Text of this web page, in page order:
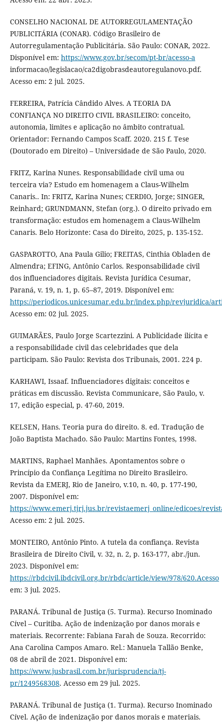
CONSELHO NACIONAL DE AUTORREGULAMENTAÇÃO
PUBLICITÁRIA (CONAR). Código Brasileiro de
Autorregulamentação Publicitária. São Paulo: CONAR, 2022.
Disponível em: https://www.gov.br/secom/pt-br/acesso-a
informacao/legislacao/ca2digobrasdeautoregulanovo.pdf.
Acesso em: 2 jul. 2025.
FERREIRA, Patrícia Cândido Alves. A TEORIA DA
CONFIANÇA NO DIREITO CIVIL BRASILEIRO: conceito,
autonomia, limites e aplicação no âmbito contratual.
Orientador: Fernando Campos Scaff. 2020. 215 f. Tese
(Doutorado em Direito) – Universidade de São Paulo, 2020.
FRITZ, Karina Nunes. Responsabilidade civil uma ou
terceira via? Estudo em homenagem a Claus-Wilhelm
Canaris.. In: FRITZ, Karina Nunes; CERDIO, Jorge; SINGER,
Reinhard; GRUNDMANN, Stefan (org.). O direito privado em
transformação: estudos em homenagem a Claus-Wilhelm
Canaris. Belo Horizonte: Casa do Direito, 2025, p. 135-152.
GASPAROTTO, Ana Paula Gilio; FREITAS, Cinthia Obladen de
Almendra; EFING, Antônio Carlos. Responsabilidade civil
dos influenciadores digitais. Revista Jurídica Cesumar,
Paraná, v. 19, n. 1, p. 65–87, 2019. Disponível em:
https://periodicos.unicesumar.edu.br/index.php/revjuridica/
Acesso em: 02 jul. 2025.
GUIMARÃES, Paulo Jorge Scartezzini. A Publicidade ilícita e
a responsabilidade civil das celebridades que dela
participam. São Paulo: Revista dos Tribunais, 2001. 224 p.
KARHAWI, Issaaf. Influenciadores digitais: conceitos e
práticas em discussão. Revista Communicare, São Paulo, v.
17, edição especial, p. 47-60, 2019.
KELSEN, Hans. Teoria pura do direito. 8. ed. Tradução de
João Baptista Machado. São Paulo: Martins Fontes, 1998.
MARTINS, Raphael Manhães. Apontamentos sobre o
Princípio da Confiança Legítima no Direito Brasileiro.
Revista da EMERJ, Rio de Janeiro, v.10, n. 40, p. 177-190,
2007. Disponível em:
https://www.emerj.tjrj.jus.br/revistaemerj_online/edicoes/
Acesso em: 2 jul. 2025.
MONTEIRO, Antônio Pinto. A tutela da confiança. Revista
Brasileira de Direito Civil, v. 32, n. 2, p. 163-177, abr./jun.
2023. Disponível em:
https://rbdcivil.ibdcivil.org.br/rbdc/article/view/978/620.Acesso
em: 3 jul. 2025.
PARANÁ. Tribunal de Justiça (5. Turma). Recurso Inominado
Cível – Curitiba. Ação de indenização por danos morais e
materiais. Recorrente: Fabiana Farah de Souza. Recorrido:
Ana Carolina Campos Amaro. Rel.: Manuela Tallão Benke,
08 de abril de 2021. Disponível em:
https://www.jusbrasil.com.br/jurisprudencia/tj-
pr/1249568308. Acesso em 29 jul. 2025.
PARANÁ. Tribunal de Justiça (1. Turma). Recurso Inominado
Cível. Ação de indenização por danos morais e materiais.